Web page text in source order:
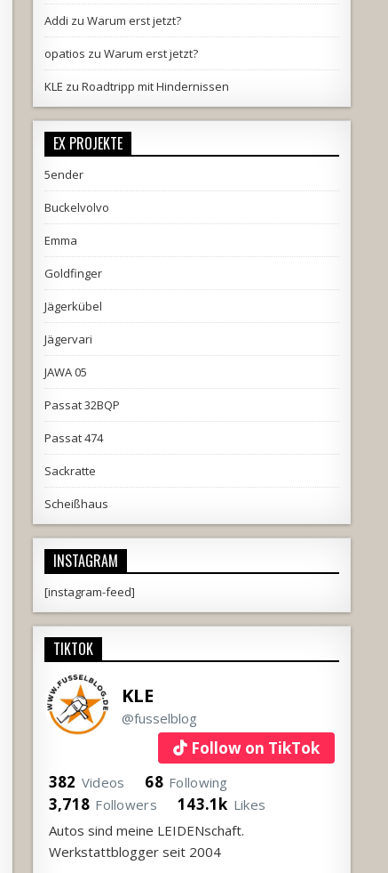
Addi zu Warum erst jetzt?
opatios zu Warum erst jetzt?
KLE zu Roadtripp mit Hindernissen
EX PROJEKTE
5ender
Buckelvolvo
Emma
Goldfinger
Jägerkübel
Jägervari
JAWA 05
Passat 32BQP
Passat 474
Sackratte
Scheißhaus
INSTAGRAM
[instagram-feed]
TIKTOK
KLE
@fusselblog
Follow on TikTok
382 Videos 68 Following
3,718 Followers 143.1k Likes
Autos sind meine LEIDENschaft.
Werkstattblogger seit 2004